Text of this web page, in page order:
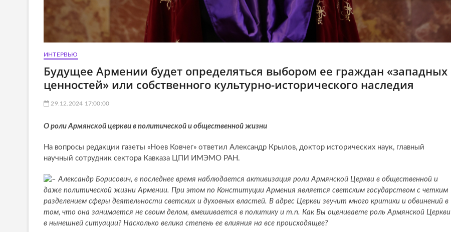
ИНТЕРВЬЮ
Будущее Армении будет определяться выбором ее граждан «западных
ценностей» или собственного культурно-исторического наследия
29.12.2024 17:00:00
О роли Армянской церкви в политической и общественной жизни
На вопросы редакции газеты «Ноев Ковчег» ответил Александр Крылов, доктор исторических наук, главный
научный сотрудник сектора Кавказа ЦПИ ИМЭМО РАН.
– Александр Борисович, в последнее время наблюдается активизация роли Армянской Церкви в общественной и
даже политической жизни Армении. При этом по Конституции Армения является светским государством с четким
разделением сферы деятельности светских и духовных властей. В адрес Церкви звучит много критики и обвинений в
том, что она занимается не своим делом, вмешивается в политику и т.п. Как Вы оцениваете роль Армянской Церкви
в нынешней ситуации? Насколько велика степень ее влияния на все происходящее?